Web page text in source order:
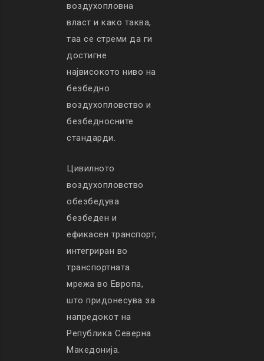
воздухопловна
власт и како таква,
таа се стреми да ги
достигне
највисокото ниво на
безбедно
воздухопловство и
безбедносните
стандарди.
Цивилното
воздухопловство
обезбедува
безбеден и
ефикасен транспорт,
интегриран во
транспортната
мрежа во Европа,
што придонесува за
напредокот на
Република Северна
Македонија.